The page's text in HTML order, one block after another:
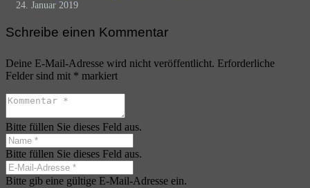
24. Januar 2019
Schreibe einen Kommentar
Deine E-Mail-Adresse wird nicht veröffentlicht. Erforderliche
Felder sind mit * markiert
Bitte füllen Sie dieses Feld aus.
Bitte füllen Sie dieses Feld aus.
Bitte gib eine gültige E-Mail-Adresse ein.